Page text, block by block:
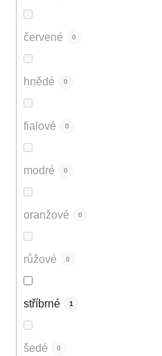
červené 0
hnědé 0
fialové 0
modré 0
oranžové 0
růžové 0
stříbrné 1
šedé 0